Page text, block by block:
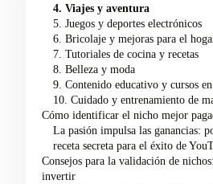
4. Viajes y aventura
5. Juegos y deportes electrónicos
6. Bricolaje y mejoras para el
7. Tutoriales de cocina y recetas
8. Belleza y moda
9. Contenido educativo y cursos
10. Cuidado y entrenamiento de
Cómo identificar el nicho mejor
La pasión impulsa las ganancias:
receta secreta para el éxito de
Consejos para la validación de
invertir